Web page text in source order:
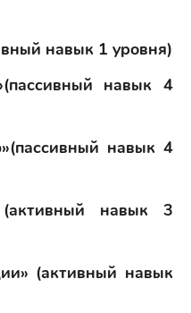
навык 1 уровня)
навык 4
навык 4
навык 3
(активный навык